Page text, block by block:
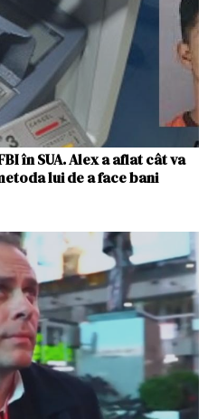
în SUA. Alex a aflat cât va
lui de a face bani